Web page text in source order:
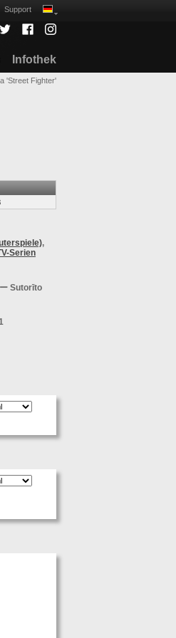
Support
Infothek
'Street Fighter'
,
Serien
Sutorīto